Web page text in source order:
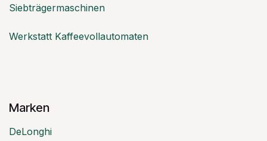
Siebträgermaschinen
Werkstatt Kaffeevollautomaten
Marken
DeLonghi